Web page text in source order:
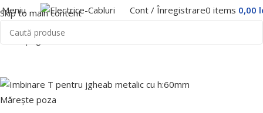
Skip to main content
Meniu Cont / Înregistrare0 items 0,00
Prima pagină
Mărește poza